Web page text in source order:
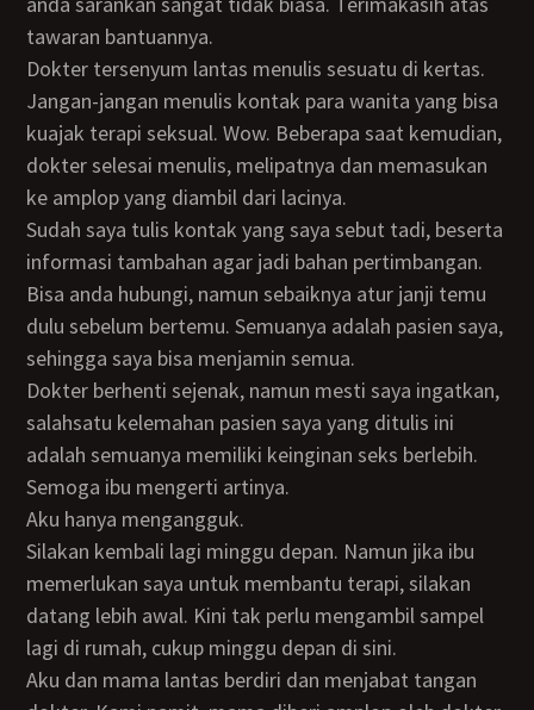
tawaran bantuannya.
Dokter tersenyum lantas menulis sesuatu di kertas.
Jangan-jangan menulis kontak para wanita yang bisa
kuajak terapi seksual. Wow. Beberapa saat kemudian,
dokter selesai menulis, melipatnya dan memasukan
ke amplop yang diambil dari lacinya.
Sudah saya tulis kontak yang saya sebut tadi, beserta
informasi tambahan agar jadi bahan pertimbangan.
Bisa anda hubungi, namun sebaiknya atur janji temu
dulu sebelum bertemu. Semuanya adalah pasien saya,
sehingga saya bisa menjamin semua.
Dokter berhenti sejenak, namun mesti saya ingatkan,
salahsatu kelemahan pasien saya yang ditulis ini
adalah semuanya memiliki keinginan seks berlebih.
Semoga ibu mengerti artinya.
Aku hanya mengangguk.
Silakan kembali lagi minggu depan. Namun jika ibu
memerlukan saya untuk membantu terapi, silakan
datang lebih awal. Kini tak perlu mengambil sampel
lagi di rumah, cukup minggu depan di sini.
Aku dan mama lantas berdiri dan menjabat tangan